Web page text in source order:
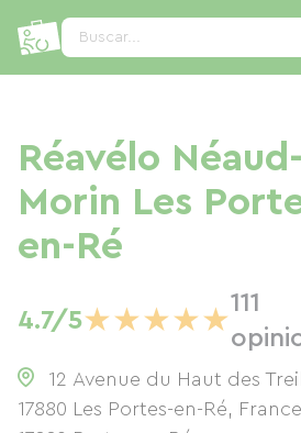
Buscar...
Réavélo Néaud-
Morin Les
en-Ré
4.7/5★★★★★
111
12 Avenue du Haut des
17880 Les Portes-en-Ré, France
Panel de gestión de cookies